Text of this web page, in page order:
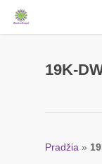
Skip
19K-
Pradžia »